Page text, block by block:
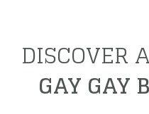
DISCOVER
GAY GAY